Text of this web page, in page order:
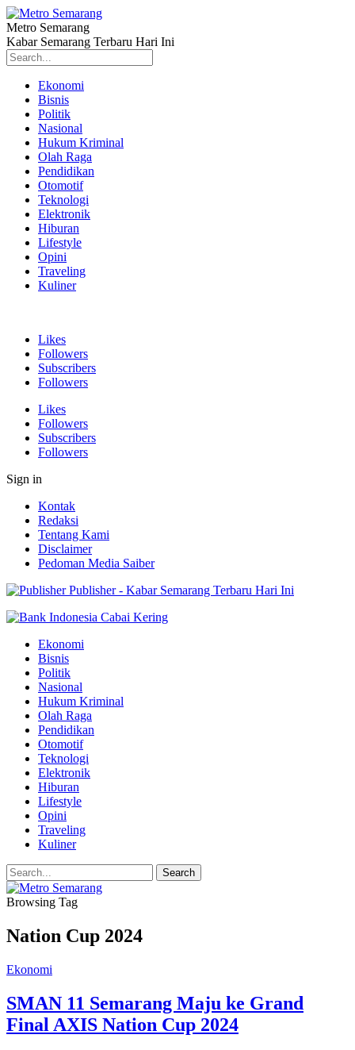
Metro Semarang
Kabar Semarang Terbaru Hari Ini
Ekonomi
Bisnis
Politik
Nasional
Hukum Kriminal
Olah Raga
Pendidikan
Otomotif
Teknologi
Elektronik
Hiburan
Lifestyle
Opini
Traveling
Kuliner
Likes
Followers
Subscribers
Followers
Likes
Followers
Subscribers
Followers
Sign in
Kontak
Redaksi
Tentang Kami
Disclaimer
Pedoman Media Saiber
Publisher - Kabar Semarang Terbaru Hari Ini
Ekonomi
Bisnis
Politik
Nasional
Hukum Kriminal
Olah Raga
Pendidikan
Otomotif
Teknologi
Elektronik
Hiburan
Lifestyle
Opini
Traveling
Kuliner
Browsing Tag
Nation Cup 2024
Ekonomi
SMAN 11 Semarang Maju ke Grand
Final AXIS Nation Cup 2024